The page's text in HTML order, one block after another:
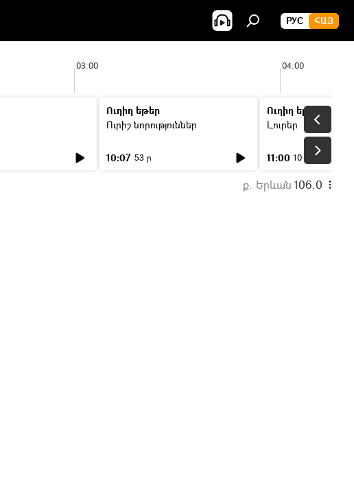
РУС ՀԱՅ
03:00 04:00
Ուղիղ եթեր
Ուրիշ նորություններ
10:07 53 ր
Ուղիղ եթեր
Լուրեր
11:00 10 ր
ք. Երևան 106.0